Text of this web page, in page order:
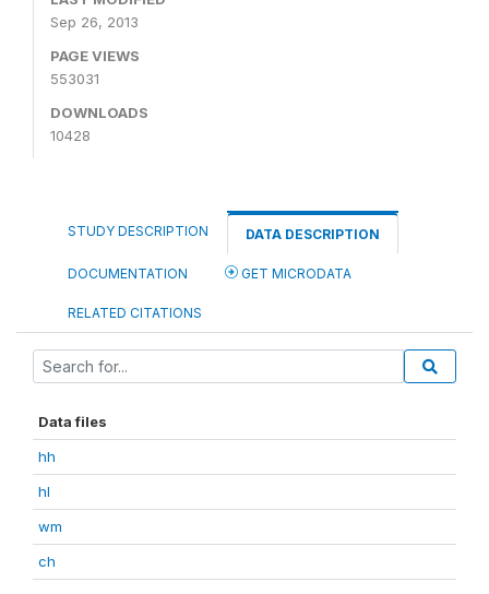
Sep 26, 2013
PAGE VIEWS
553031
DOWNLOADS
10428
STUDY DESCRIPTION DATA DESCRIPTION
DOCUMENTATION GET MICRODATA
RELATED CITATIONS
Data files
hh
hl
wm
ch